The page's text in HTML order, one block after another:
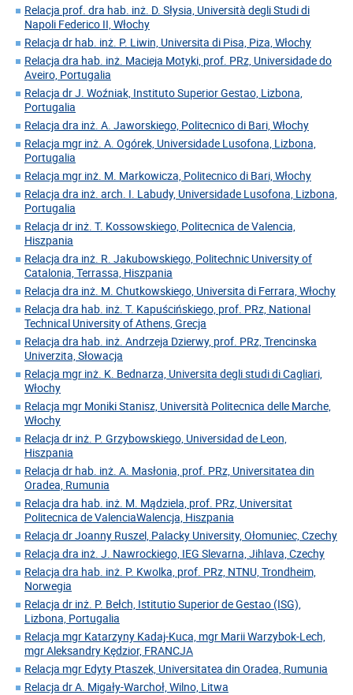
Relacja prof. dra hab. inż. D. Słysia, Università degli Studi di
Napoli Federico II, Włochy
Relacja dr hab. inż. P. Liwin, Universita di Pisa, Piza, Włochy
Relacja dra hab. inż. Macieja Motyki, prof. PRz, Universidade do
Aveiro, Portugalia
Relacja dr J. Woźniak, Instituto Superior Gestao, Lizbona,
Portugalia
Relacja dra inż. A. Jaworskiego, Politecnico di Bari, Włochy
Relacja mgr inż. A. Ogórek, Universidade Lusofona, Lizbona,
Portugalia
Relacja mgr inż. M. Markowicza, Politecnico di Bari, Włochy
Relacja dra inż. arch. I. Labudy, Universidade Lusofona, Lizbona,
Portugalia
Relacja dr inż. T. Kossowskiego, Politecnica de Valencia,
Hiszpania
Relacja dra inż. R. Jakubowskiego, Politechnic University of
Catalonia, Terrassa, Hiszpania
Relacja dra inż. M. Chutkowskiego, Universita di Ferrara, Włochy
Relacja dra hab. inż. T. Kapuścińskiego, prof. PRz, National
Technical University of Athens, Grecja
Relacja dra hab. inż. Andrzeja Dzierwy, prof. PRz, Trencinska
Univerzita, Słowacja
Relacja mgr inż. K. Bednarza, Universita degli studi di Cagliari,
Włochy
Relacja mgr Moniki Stanisz, Università Politecnica delle Marche,
Włochy
Relacja dr inż. P. Grzybowskiego, Universidad de Leon,
Hiszpania
Relacja dr hab. inż. A. Masłonia, prof. PRz, Universitatea din
Oradea, Rumunia
Relacja dra hab. inż. M. Mądziela, prof. PRz, Universitat
Politecnica de ValenciaWalencja, Hiszpania
Relacja dr Joanny Ruszel, Palacky University, Ołomuniec, Czechy
Relacja dra inż. J. Nawrockiego, IEG Slevarna, Jihlava, Czechy
Relacja dra hab. inż. P. Kwolka, prof. PRz, NTNU, Trondheim,
Norwegia
Relacja dr inż. P. Bełch, Istitutio Superior de Gestao (ISG),
Lizbona, Portugalia
Relacja mgr Katarzyny Kadaj-Kuca, mgr Marii Warzybok-Lech,
mgr Aleksandry Kędzior, FRANCJA
Relacja mgr Edyty Ptaszek, Universitatea din Oradea, Rumunia
Relacja dr A. Migały-Warchoł, Wilno, Litwa